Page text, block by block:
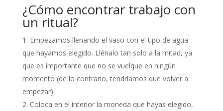
¿Cómo encontrar trabajo con
un ritual?
Empezamos llenando el vaso con el tipo de agua
que hayamos elegido. Llénalo tan solo a la mitad, ya
que es importante que no se vuelque en ningún
momento (de lo contrario, tendríamos que volver a
empezar).
Coloca en el interior la moneda que hayas elegido,